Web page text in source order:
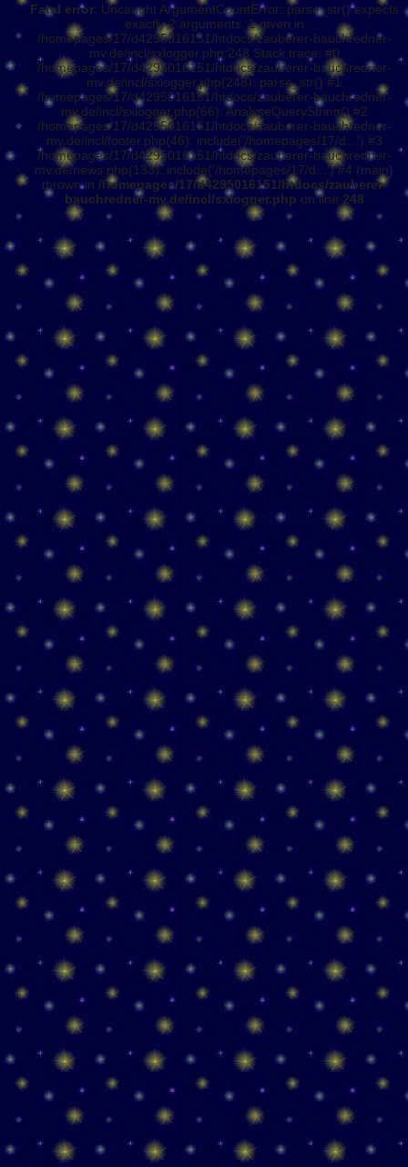
Fatal error: Uncaught ArgumentCountError: parse_str() expects
exactly 2 arguments, 1 given in
/homepages/17/d4295016151/htdocs/zauberer-bauchredner-
mv.de/incl/sxlogger.php:248 Stack trace: #0
/homepages/17/d4295016151/htdocs/zauberer-bauchredner-
mv.de/incl/sxlogger.php(248): parse_str() #1
/homepages/17/d4295016151/htdocs/zauberer-bauchredner-
mv.de/incl/sxlogger.php(66): AnalyseQueryString() #2
/homepages/17/d4295016151/htdocs/zauberer-bauchredner-
mv.de/incl/footer.php(46): include('/homepages/17/d...') #3
/homepages/17/d4295016151/htdocs/zauberer-bauchredner-
mv.de/news.php(133): include('/homepages/17/d...') #4 {main}
thrown in /homepages/17/d4295016151/htdocs/zauberer-
bauchredner-mv.de/incl/sxlogger.php on line 248